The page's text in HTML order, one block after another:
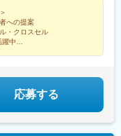
松戸駅、浦安駅(千葉
、新鎌ケ谷駅、市川駅、
橋駅、西船橋駅、久喜
駅(愛知県)、栄駅(愛知
戎駅、鶴橋駅、京橋駅(大
かの森駅、藤沢駅、富田
槻市駅、天王寺駅、新今
条駅、千里中央駅(北大阪
)、高蔵寺駅、ＪＲ難波
ます。必要な際はカーシ
だけます。※業務に必要
外での勤務をご希望の方
リアによっては大阪の本
※月に1回本社での社内会
線「西中島南方」駅から
分
への提案
・クロスセル
中
応募する